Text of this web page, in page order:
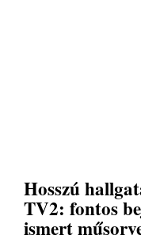
Hosszú
TV2: fontos
ismert